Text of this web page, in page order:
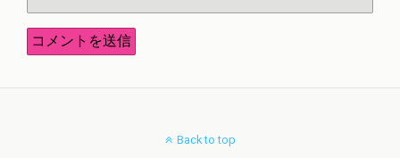
Back to top